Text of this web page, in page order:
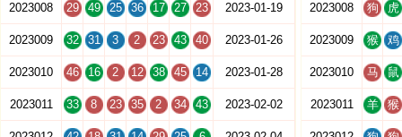
2023008 29 49 25 36 17 27 23 2023-01-19
2023009 32 31 3 2 23 43 40 2023-01-26
2023010 46 16 2 12 38 45 14 2023-01-28
2023011 33 8 23 35 2 34 43 2023-02-02
2023008 狗 虎
2023009 猴 鸡
2023010 马 鼠
2023011 羊 猴